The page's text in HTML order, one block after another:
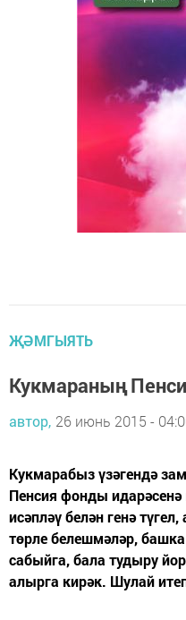
ҖӘМГЫЯТЬ
Кукмараның
автор, 26 июнь 2015 -
Кукмарабыз үзәгендә
Пенсия фонды идарәсенә
исәпләү белән генә
төрле белешмәләр,
сабыйга, бала тудыру
алырга кирәк. Шулай